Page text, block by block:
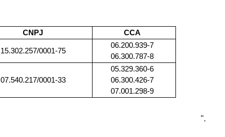
CNPJ CCA
15.302.257/0001-75
06.200.939-7
06.300.787-8
07.540.217/0001-33
05.329.360-6
06.300.426-7
07.001.298-9
".